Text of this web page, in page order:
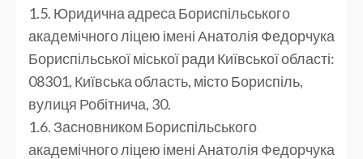
1.5. Юридична адреса Бориспільського
академічного ліцею імені Анатолія Федорчука
Бориспільської міської ради Київської області:
08301, Київська область, місто Бориспіль,
вулиця Робітнича, 30.
1.6. Засновником Бориспільського
академічного ліцею імені Анатолія Федорчука